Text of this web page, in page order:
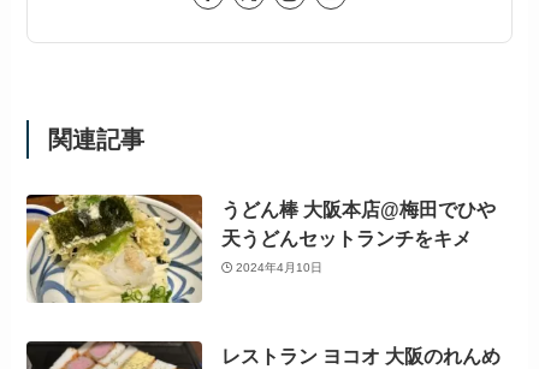
関連記事
うどん棒 大阪本店@梅田でひや
天うどんセットランチをキメ
2024年4月10日
レストラン ヨコオ 大阪のれんめ